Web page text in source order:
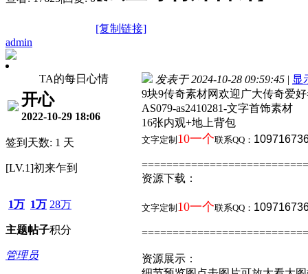
[复制链接]
admin
TA的每日心情
开心
2022-10-29 18:06
签到天数: 1 天
[LV.1]初来乍到
1万
主题
1万
帖子
28万
积分
管理员
发表于 2024-10-28 09:59:45 | 显
9块9传奇素材网欢迎广大传奇爱
AS079-as2410281-文字首饰素材
16张内观+地上背包
文字定制 10一个联系QQ：
资源下载：
文字定制 10一个联系QQ：
资源展示：